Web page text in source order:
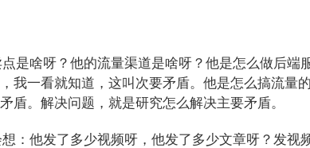
是啥呀？他的流量渠道是啥呀？他是怎么做后端
我一看就知道，这叫次要矛盾。他是怎么搞流量
盾。解决问题，就是研究怎么解决主要矛盾。
：他发了多少视频呀，他发了多少文章呀？发视